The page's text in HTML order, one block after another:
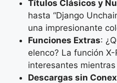
Títulos Clásicos y
hasta “Django
una impresionante
Funciones Extras:
elenco? La función
interesantes
Descargas sin